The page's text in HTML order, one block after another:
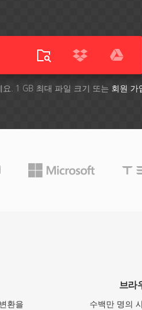
. 1 GB 최대 파일 크기 또는 회원 가
환을
브라
수백만 명의